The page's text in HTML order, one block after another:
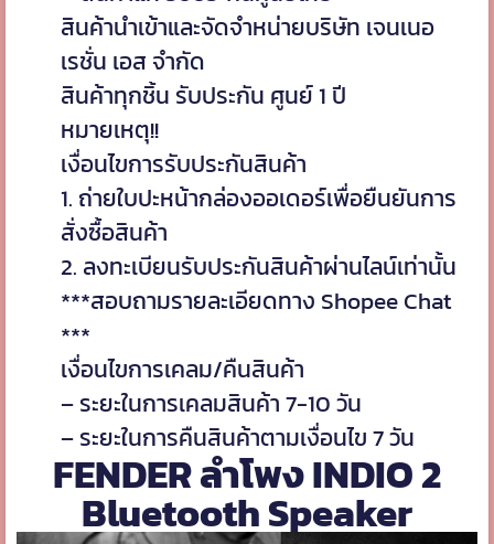
สินค้านำเข้าและจัดจำหน่ายบริษัท เจนเนอ
เรชั่น เอส จำกัด
สินค้าทุกชิ้น รับประกัน ศูนย์ 1 ปี
หมายเหตุ!!
เงื่อนไขการรับประกันสินค้า
1. ถ่ายใบปะหน้ากล่องออเดอร์เพื่อยืนยันการ
สั่งซื้อสินค้า
2. ลงทะเบียนรับประกันสินค้าผ่านไลน์เท่านั้น
***สอบถามรายละเอียดทาง Shopee Chat
***
เงื่อนไขการเคลม/คืนสินค้า
– ระยะในการเคลมสินค้า 7-10 วัน
– ระยะในการคืนสินค้าตามเงื่อนไข 7 วัน
FENDER ลำโพง INDIO 2
Bluetooth Speaker